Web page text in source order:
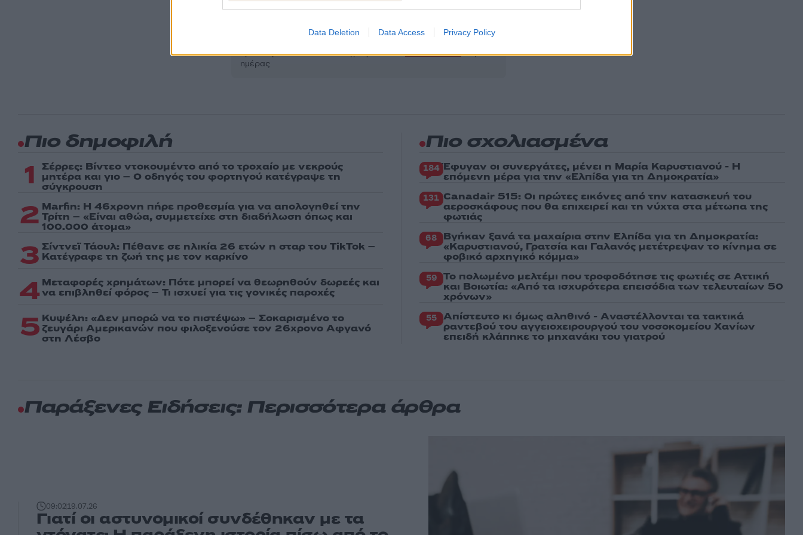
Data Deletion Data Access Privacy Policy
Share:
πρώτοι για όλη την ειδησεογραφία και τατελευταία νέατης
ημέρας
Πιο δημοφιλή
1 Σέρρες: Βίντεο ντοκουμέντο από το τροχαίο με νεκρούς
μητέρα και γιο – Ο οδηγός του φορτηγού κατέγραψε τη
σύγκρουση
2 Marfin: Η 46χρονη πήρε προθεσμία για να απολογηθεί την
Τρίτη – «Είναι αθώα, συμμετείχε στη διαδήλωση όπως και
100.000 άτομα»
3 Σίντνεϊ Τάουλ: Πέθανε σε ηλικία 26 ετών η σταρ του TikTok –
Kατέγραφε τη ζωή της με τον καρκίνο
4 Μεταφορές χρημάτων: Πότε μπορεί να θεωρηθούν δωρεές και
να επιβληθεί φόρος – Τι ισχυεί για τις γονικές παροχές
5 Κυψέλη: «Δεν μπορώ να το πιστέψω» – Σοκαρισμένο το
ζευγάρι Αμερικανών που φιλοξενούσε τον 26χρονο Αφγανό
στη Λέσβο
Πιο σχολιασμένα
184 Έφυγαν οι συνεργάτες, μένει η Μαρία Καρυστιανού - Η
επόμενη μέρα για την «Ελπίδα για τη Δημοκρατία»
131 Canadair 515: Οι πρώτες εικόνες από την κατασκευή του
αεροσκάφους που θα επιχειρεί και τη νύχτα στα μέτωπα της
φωτιάς
68 Βγήκαν ξανά τα μαχαίρια στην Ελπίδα για τη Δημοκρατία:
«Καρυστιανού, Γρατσία και Γαλανός μετέτρεψαν το κίνημα σε
φοβικό αρχηγικό κόμμα»
59 Το πολωμένο μελτέμι που τροφοδότησε τις φωτιές σε Αττική
και Βοιωτία: «Από τα ισχυρότερα επεισόδια των τελευταίων 50
χρόνων»
55 Απίστευτο κι όμως αληθινό - Aναστέλλονται τα τακτικά
ραντεβού του αγγειοχειρουργού του νοσοκομείου Χανίων
επειδή κλάπηκε το μηχανάκι του γιατρού
Παράξενες Ειδήσεις: Περισσότερα άρθρα
09:0219.07.26
Γιατί οι αστυνομικοί συνδέθηκαν με τα